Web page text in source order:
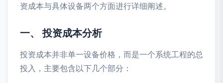
资成本与具体设备两个方面进行详细阐述。
一、 投资成本分析
投资成本并非单一设备价格，而是一个系统工程的总
投入，主要包含以下几个部分：